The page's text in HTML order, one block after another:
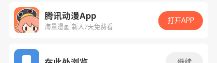
腾讯动漫App
海量漫画 新人7天免费看
打开APP
网站备案/许可证号：粤B2-20090059-5